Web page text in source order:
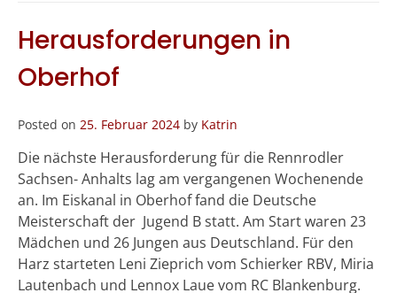
Herausforderungen in
Oberhof
Posted on 25. Februar 2024 by Katrin
Die nächste Herausforderung für die Rennrodler
Sachsen- Anhalts lag am vergangenen Wochenende
an. Im Eiskanal in Oberhof fand die Deutsche
Meisterschaft der Jugend B statt. Am Start waren 23
Mädchen und 26 Jungen aus Deutschland. Für den
Harz starteten Leni Zieprich vom Schierker RBV, Miria
Lautenbach und Lennox Laue vom RC Blankenburg.